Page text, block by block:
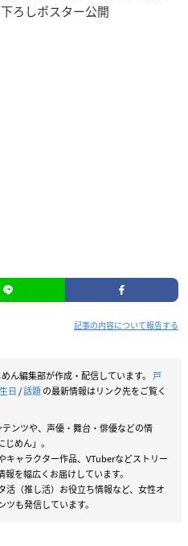
下ろしポスター公開
記事の内容について報告する
ん編集部が作成・配信しています。 戸
日/話題の最新情報はリンク先をご覧く
ンツや、声優・舞台・俳優などの情
めん」。
キャラクター作品、VTuberなどストリー
を幅広くお届けしています。
活（推し活）お役立ち情報など、女性オ
も発信しています。